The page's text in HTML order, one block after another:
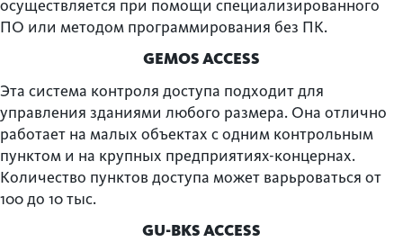
осуществляется при помощи специализированного
ПО или методом программирования без ПК.
GEMOS ACCESS
Эта система контроля доступа подходит для
управления зданиями любого размера. Она отлично
работает на малых объектах с одним контрольным
пунктом и на крупных предприятиях-концернах.
Количество пунктов доступа может варьроваться от
100 до 10 тыс.
GU-BKS ACCESS